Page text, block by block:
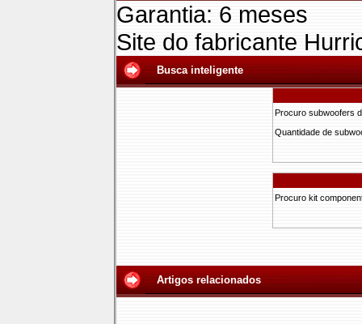
Garantia: 6 meses
Site do fabricante
Busca inteligente
Procuro subwoofers
Quantidade de
Procuro kit
Artigos relacionados